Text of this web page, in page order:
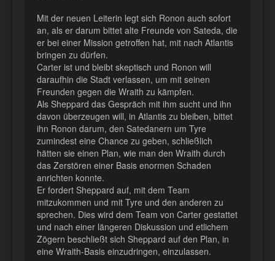
Mit der neuen Leiterin legt sich Ronon auch sofort
an, als er darum bittet alte Freunde von Sateda, die
er bei einer Mission getroffen hat, mit nach Atlantis
bringen zu dürfen.
Carter ist und bleibt skeptisch und Ronon will
daraufhin die Stadt verlassen, um mit seinen
Freunden gegen die Wraith zu kämpfen.
Als Sheppard das Gespräch mit ihm sucht und ihn
davon überzeugen will, in Atlantis zu bleiben, bittet
ihn Ronon darum, den Satedanern um Tyre
zumindest eine Chance zu geben, schließlich
hätten sie einen Plan, wie man den Wraith durch
das Zerstören einer Basis enormen Schaden
anrichten konnte.
Er fordert Sheppard auf, mit dem Team
mitzukommen und mit Tyre und den anderen zu
sprechen. Dies wird dem Team von Carter gestattet
und nach einer längeren Diskussion und etlichem
Zögern beschließt sich Sheppard auf den Plan, in
eine Wraith-Basis einzudringen, einzulassen.